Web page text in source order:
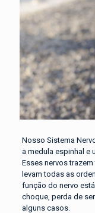
Nosso Sistema
a medula espinhal e
Esses nervos
levam todas as
função do nervo
choque, perda de
alguns casos.